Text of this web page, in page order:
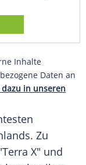
Inhalte
Daten an
in unseren
Zu
X" und